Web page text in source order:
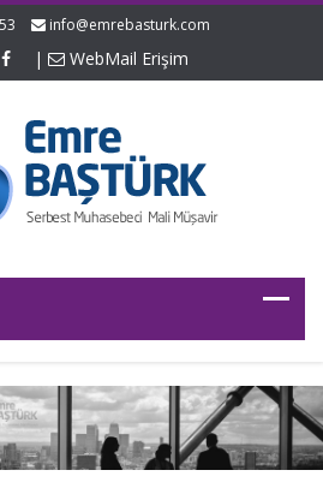
info@emrebasturk.com
| WebMail Erişim